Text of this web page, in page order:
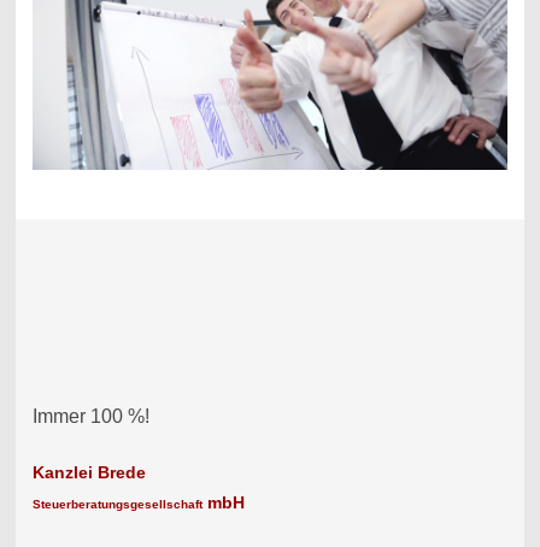
Immer 100 %!
Kanzlei Brede
SteuerberatungsgesellschaftmbH